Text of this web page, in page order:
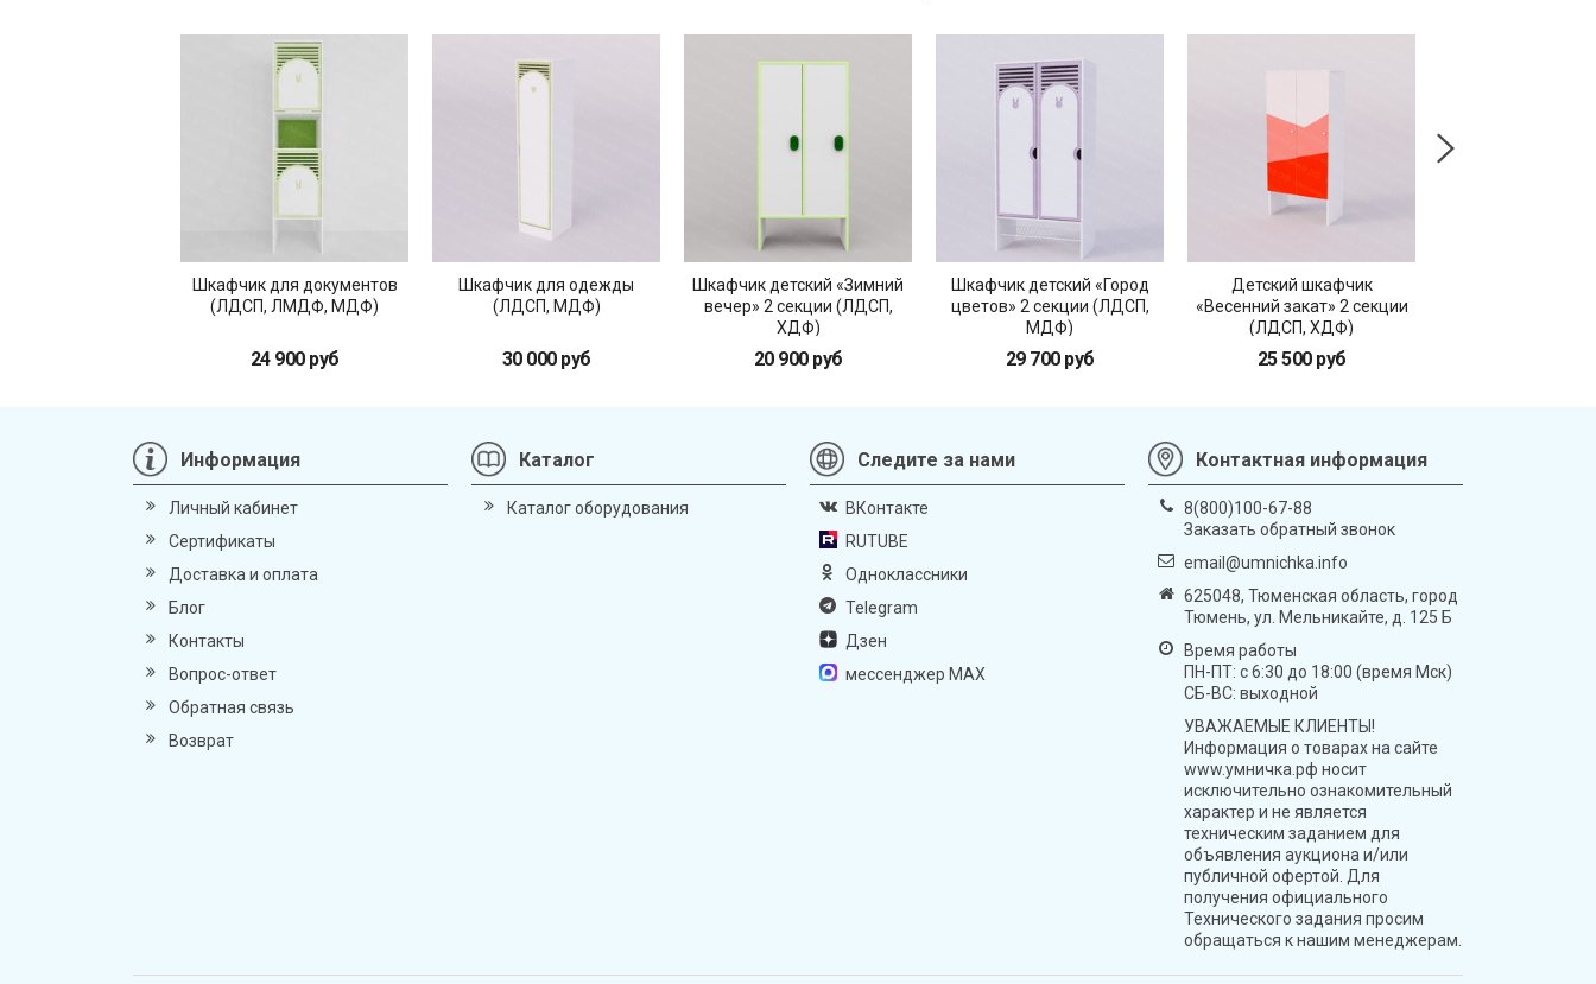
Шкафчик для документов
(ЛДСП, ЛМДФ, МДФ)
24 900 руб
Шкафчик для одежды
(ЛДСП, МДФ)
30 000 руб
Шкафчик детский «Зимний
вечер» 2 секции (ЛДСП,
ХДФ)
20 900 руб
Шкафчик детский «Город
цветов» 2 секции (ЛДСП,
МДФ)
29 700 руб
Детский шкафчик
«Весенний закат» 2 секции
(ЛДСП, ХДФ)
25 500 руб
Информация
Личный кабинет
Сертификаты
Доставка и оплата
Блог
Контакты
Вопрос-ответ
Обратная связь
Возврат
Каталог
Каталог оборудования
Следите за нами
ВКонтакте
RUTUBE
Одноклассники
Telegram
Дзен
мессенджер MAX
Контактная информация
8(800)100-67-88
Заказать обратный звонок
email@umnichka.info
625048, Тюменская область, город
Тюмень, ул. Мельникайте, д. 125 Б
Время работы
ПН-ПТ: с 6:30 до 18:00 (время Мск)
СБ-ВС: выходной
УВАЖАЕМЫЕ КЛИЕНТЫ!
Информация о товарах на сайте
www.умничка.рф носит
исключительно ознакомительный
характер и не является
техническим заданием для
объявления аукциона и/или
публичной офертой. Для
получения официального
Технического задания просим
обращаться к нашим менеджерам.